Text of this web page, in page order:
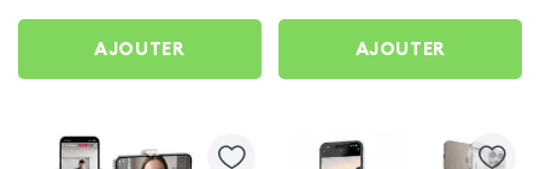
AJOUTER AJOUTER